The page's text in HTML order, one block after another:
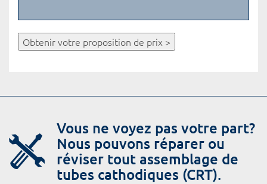
Obtenir votre proposition de prix >
Vous ne voyez pas votre part?
Nous pouvons réparer ou
réviser tout assemblage de
tubes cathodiques (CRT).